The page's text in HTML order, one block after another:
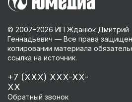
© 2007–2026 ИП Жданюк Дмитрий
Геннадьевич — Все права
копировании материала
ссылка на источник.
+7 (XXX) XXX-XX-
XX
Обратный звонок